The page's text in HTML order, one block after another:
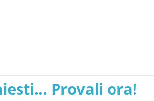
Provali ora!